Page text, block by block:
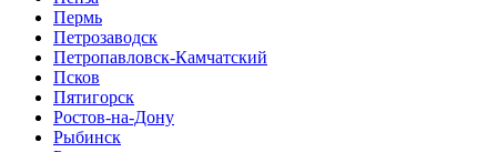
Пермь
Петрозаводск
Петропавловск-Камчатский
Псков
Пятигорск
Ростов-на-Дону
Рыбинск